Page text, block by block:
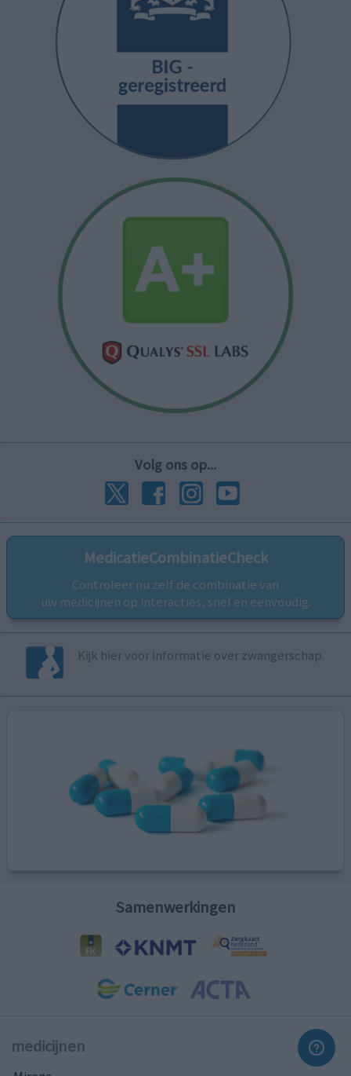
Volg ons op...
MedicatieCombinatieCheck
Controleer nu zelf de combinatie van
uw medicijnen op interacties, snel en eenvoudig.
Kijk hier voor informatie over zwangerschap.
Samenwerkingen
medicijnen